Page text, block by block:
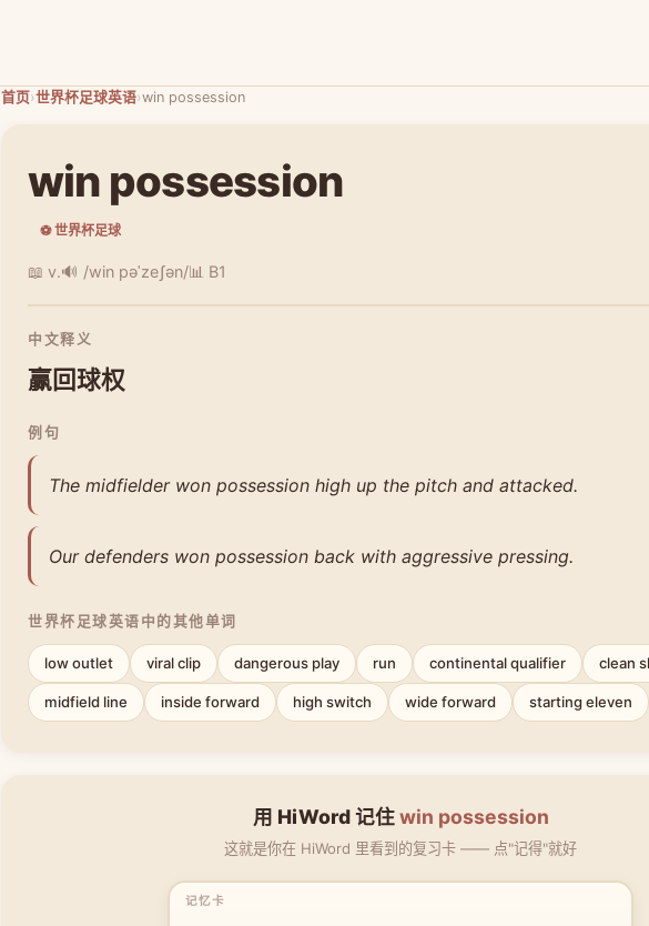
首页›世界杯足球英语›win possession
win possession
⚽ 世界杯足球
📖 v.🔊 /win pəˈzeʃən/📊 B1
中文释义
赢回球权
例句
The midfielder won possession high up the pitch and attacked.
Our defenders won possession back with aggressive pressing.
世界杯足球英语中的其他单词
low outlet viral clip dangerous play run continental qualifier clean
midfield line inside forward high switch wide forward starting eleven
用 HiWord 记住win possession
这就是你在 HiWord 里看到的复习卡 —— 点"记得"就好